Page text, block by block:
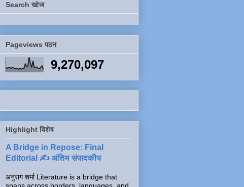
Search खोज
Pageviews पठन
9,270,097
Highlight विशेष
A Bridge in Repose: Final
Editorial ✍️ अंतिम संपादकीय
अनुराग शर्मा Literature is a bridge that